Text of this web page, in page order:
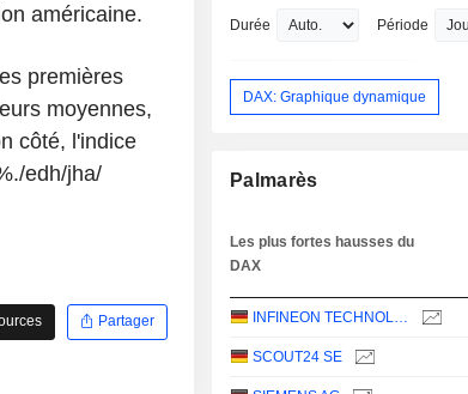
américaine.
premières
moyennes,
côté, l'indice
edh/jha/
Partager
Durée Période
DAX: Graphique dynamique
Palmarès
Les plus fortes hausses du
DAX
INFINEON TECHNOLOGIES AG
SCOUT24 SE